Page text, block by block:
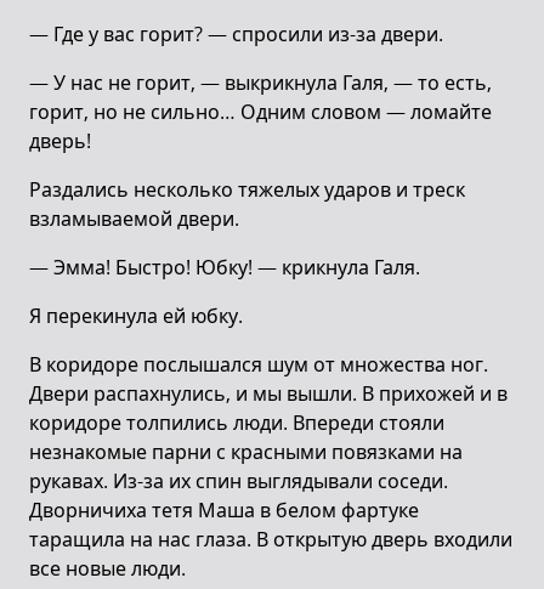
— Где у вас горит? — спросили из-за двери.
— У нас не горит, — выкрикнула Галя, — то есть,
горит, но не сильно… Одним словом — ломайте
дверь!
Раздались несколько тяжелых ударов и треск
взламываемой двери.
— Эмма! Быстро! Юбку! — крикнула Галя.
Я перекинула ей юбку.
В коридоре послышался шум от множества ног.
Двери распахнулись, и мы вышли. В прихожей и в
коридоре толпились люди. Впереди стояли
незнакомые парни с красными повязками на
рукавах. Из-за их спин выглядывали соседи.
Дворничиха тетя Маша в белом фартуке
таращила на нас глаза. В открытую дверь входили
все новые люди.